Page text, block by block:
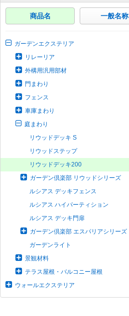
商品名 一般名称
ガーデンエクステリア
リレーリア
外構用汎用部材
門まわり
フェンス
車庫まわり
庭まわり
リウッドデッキ S
リウッドステップ
リウッドデッキ200
ガーデン倶楽部 リウッドシリーズ
ルシアス デッキフェンス
ルシアス ハイパーティション
ルシアス デッキ門扉
ガーデン倶楽部 エスパリアシリーズ
ガーデンライト
景観材料
テラス屋根・バルコニー屋根
ウォールエクステリア